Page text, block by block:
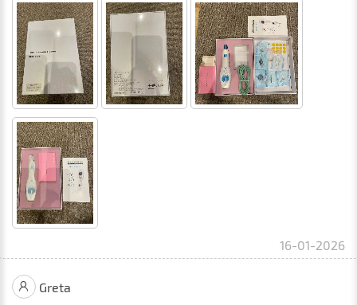
16-01-2026
Greta